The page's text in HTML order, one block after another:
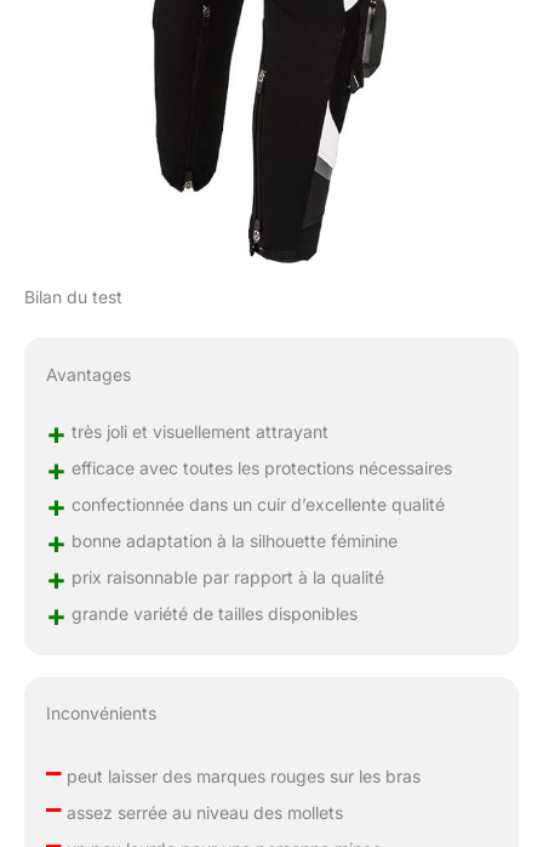
Bilan du test
Avantages
+ très joli et visuellement attrayant
+ efficace avec toutes les protections nécessaires
+ confectionnée dans un cuir d’excellente qualité
+ bonne adaptation à la silhouette féminine
+ prix raisonnable par rapport à la qualité
+ grande variété de tailles disponibles
Inconvénients
–peut laisser des marques rouges sur les bras
–assez serrée au niveau des mollets